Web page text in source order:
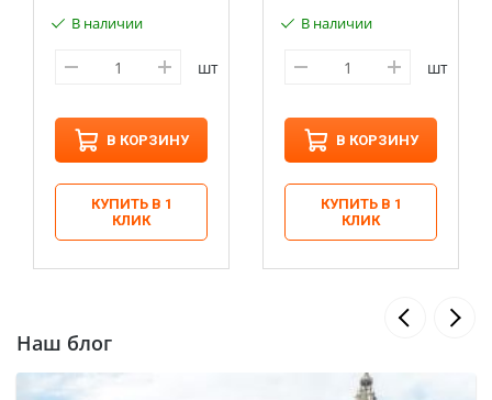
В наличии
шт
В КОРЗИНУ
КУПИТЬ В 1
КЛИК
В наличии
шт
В КОРЗИНУ
КУПИТЬ В 1
КЛИК
Наш блог